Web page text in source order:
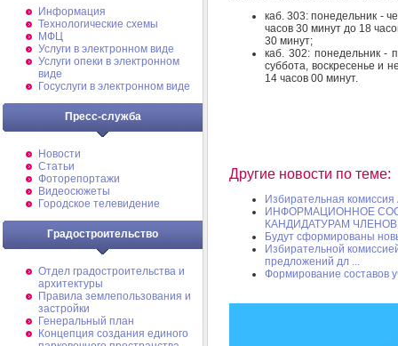
Информация
Технологические схемы
МФЦ
Услуги в электронном виде
Услуги опеки в электронном
виде
Госуслуги в электронном виде
Пресс-служба
Новости
Статьи
Фоторепортажи
Видеосюжеты
Городское телевидение
Градостроительство
Отдел градостроительства и
архитектуры
Правила землепользования и
застройки
Генеральный план
Концепция создания единого
каб. 303: понедельник -
часов 30 минут до 18
30 минут;
каб. 302: понедельник -
суббота, воскресенье и
14 часов 00 минут.
Другие новости по теме:
Избирательная
ИНФОРМАЦИОННОЕ
КАНДИДАТУРАМ ЧЛЕНОВ
Будут сформированы
Избирательной
предложений дл ...
Формирование составов